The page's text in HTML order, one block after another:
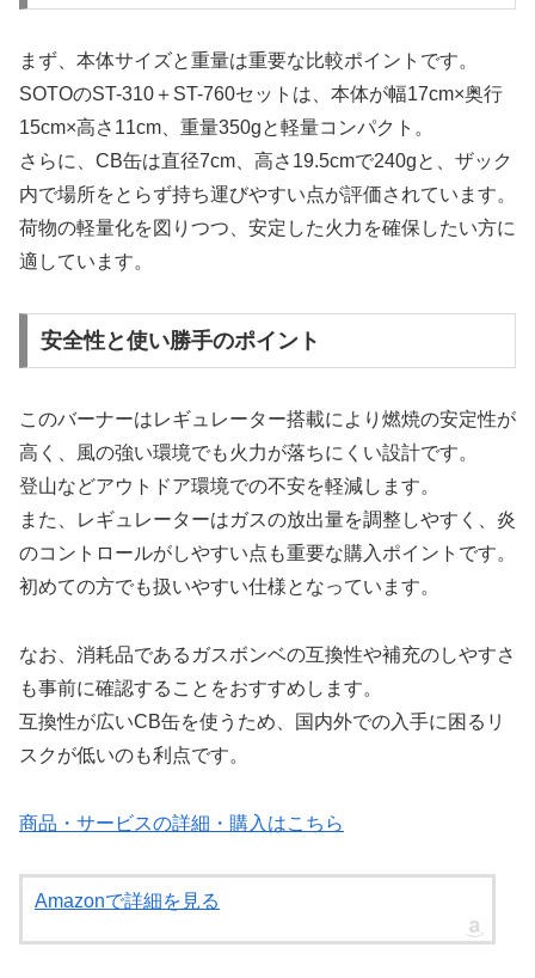
まず、本体サイズと重量は重要な比較ポイントです。
SOTOのST-310＋ST-760セットは、本体が幅17cm×奥行
15cm×高さ11cm、重量350gと軽量コンパクト。
さらに、CB缶は直径7cm、高さ19.5cmで240gと、ザック
内で場所をとらず持ち運びやすい点が評価されています。
荷物の軽量化を図りつつ、安定した火力を確保したい方に
適しています。
安全性と使い勝手のポイント
このバーナーはレギュレーター搭載により燃焼の安定性が
高く、風の強い環境でも火力が落ちにくい設計です。
登山などアウトドア環境での不安を軽減します。
また、レギュレーターはガスの放出量を調整しやすく、炎
のコントロールがしやすい点も重要な購入ポイントです。
初めての方でも扱いやすい仕様となっています。
なお、消耗品であるガスボンベの互換性や補充のしやすさ
も事前に確認することをおすすめします。
互換性が広いCB缶を使うため、国内外での入手に困るリ
スクが低いのも利点です。
商品・サービスの詳細・購入はこちら
Amazonで詳細を見る